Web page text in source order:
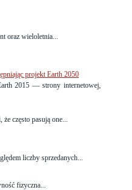
oraz wieloletnia...
projekt Earth 2050
2015 — strony internetowej,
często pasują one...
liczby sprzedanych...
fizyczna...